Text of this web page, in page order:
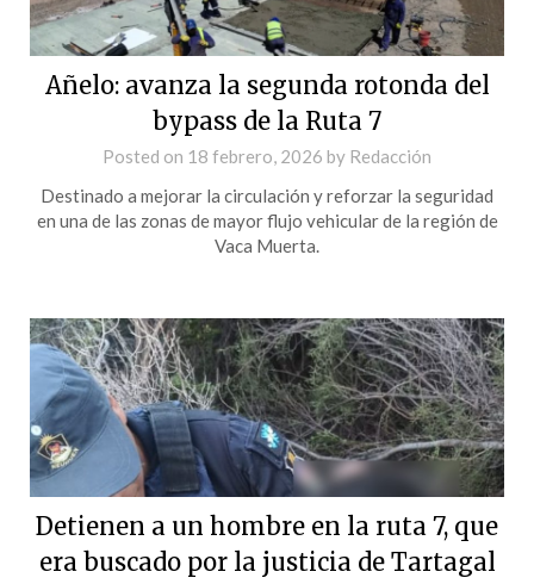
Añelo: avanza la segunda rotonda del
bypass de la Ruta 7
Posted on 18 febrero, 2026 by Redacción
Destinado a mejorar la circulación y reforzar la seguridad
en una de las zonas de mayor flujo vehicular de la región de
Vaca Muerta.
Detienen a un hombre en la ruta 7, que
era buscado por la justicia de Tartagal